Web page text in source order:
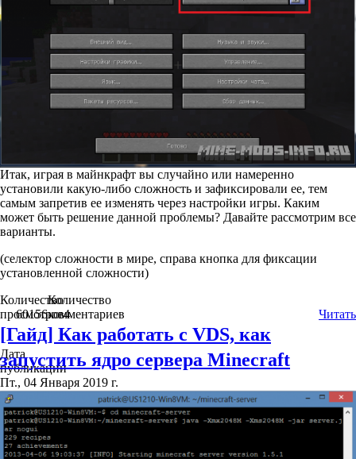
Итак, играя в майнкрафт вы случайно или намеренно
установили какую-либо сложность и зафиксировали ее, тем
самым запретив ее изменять через настройки игры. Каким
может быть решение данной проблемы? Давайте рассмотрим все
варианты.
(селектор сложности в мире, справа кнопка для фиксации
установленной сложности)
Количество
просмотров
60156
Количество
комментариев
4 Читать
[Гайд] Как работать с VDS, как
запустить ядро сервера Minecraft
Дата
публикации
Пт., 04 Января 2019 г.